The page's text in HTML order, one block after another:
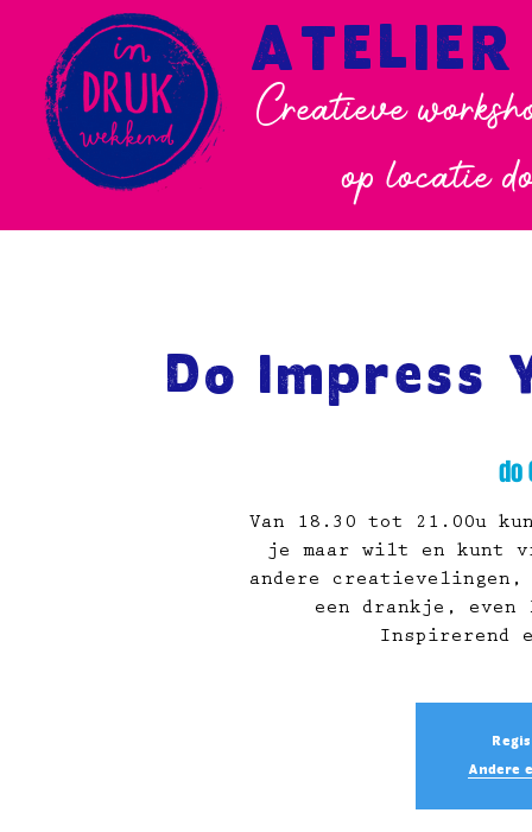
Creatieve
op locatie
Do Impress
do
Van 18.30 tot 21.00u
je maar wilt en kunt
andere creatievelingen,
een drankje,
Inspirerend
Andere